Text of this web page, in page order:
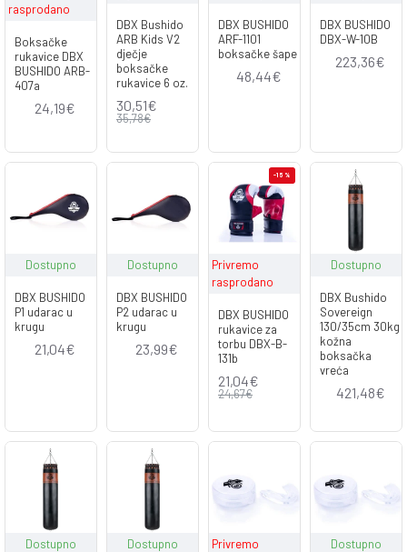
rasprodano
Boksačke
rukavice DBX
BUSHIDO ARB-
407a
24,19€
DBX Bushido
ARB Kids V2
dječje
boksačke
rukavice 6 oz.
30,51€
35,78€
DBX BUSHIDO
ARF-1101
boksačke šape
48,44€
DBX BUSHIDO
DBX-W-10B
223,36€
Dostupno
DBX BUSHIDO
P1 udarac u
krugu
21,04€
Dostupno
DBX BUSHIDO
P2 udarac u
krugu
23,99€
-15 %
Privremo
rasprodano
DBX BUSHIDO
rukavice za
torbu DBX-B-
131b
21,04€
24,67€
Dostupno
DBX Bushido
Sovereign
130/35cm 30kg
kožna
boksačka
vreća
421,48€
Dostupno Dostupno
Privremo
Dostupno